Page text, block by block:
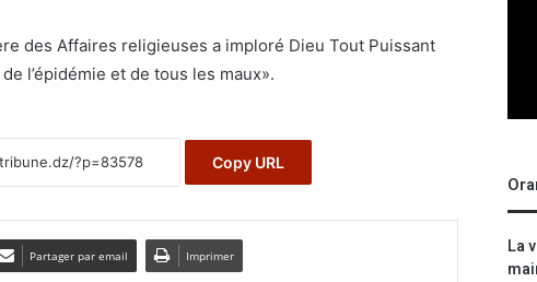
des Affaires religieuses a imploré Dieu Tout Puissant
l’épidémie et de tous les maux».
Copy URL
Partager par email Imprimer
La